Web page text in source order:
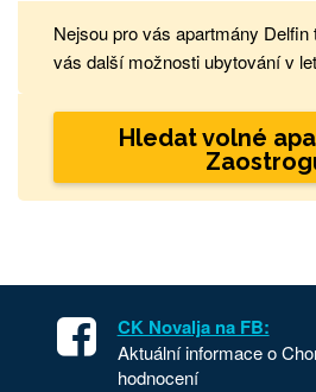
Nejsou pro vás apartmány
vás další možnosti ubytování v
Hledat volné
CK Novalja na FB:
Aktuální informace o
hodnocení